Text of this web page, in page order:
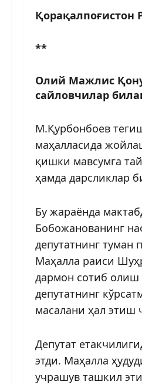
Қорақалпоғистон
**
Олий Мажлис
сайловчилар
М.Қурбонбоев
маҳалласида
қишки мавсумга
ҳамда дарсликлар
Бу жараёнда
Бобожанованинг
депутатнинг туман
Маҳалла раиси
дармон сотиб олиш
депутатнинг
масалани ҳал
Депутат
этди. Маҳалла
учрашув ташкил